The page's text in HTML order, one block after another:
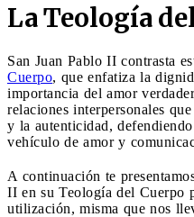
La Teología
San Juan Pablo II contrasta
Cuerpo, que enfatiza la
importancia del amor
relaciones interpersonales
y la autenticidad,
vehículo de amor y
A continuación te
II en su Teología del Cuerpo
utilización, misma que nos